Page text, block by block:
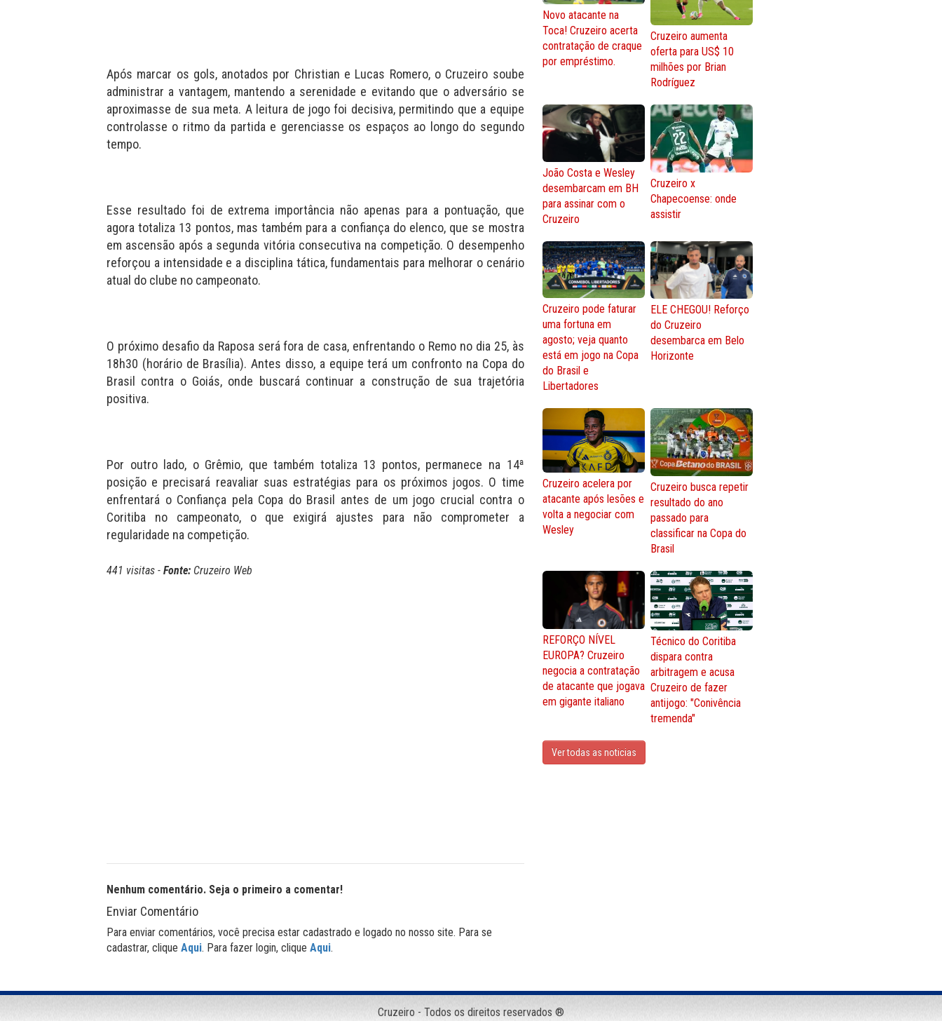
Após marcar os gols, anotados por Christian e Lucas Romero, o Cruzeiro soube
administrar a vantagem, mantendo a serenidade e evitando que o adversário se
aproximasse de sua meta. A leitura de jogo foi decisiva, permitindo que a equipe
controlasse o ritmo da partida e gerenciasse os espaços ao longo do segundo
tempo.
Esse resultado foi de extrema importância não apenas para a pontuação, que
agora totaliza 13 pontos, mas também para a confiança do elenco, que se mostra
em ascensão após a segunda vitória consecutiva na competição. O desempenho
reforçou a intensidade e a disciplina tática, fundamentais para melhorar o cenário
atual do clube no campeonato.
O próximo desafio da Raposa será fora de casa, enfrentando o Remo no dia 25, às
18h30 (horário de Brasília). Antes disso, a equipe terá um confronto na Copa do
Brasil contra o Goiás, onde buscará continuar a construção de sua trajetória
positiva.
Por outro lado, o Grêmio, que também totaliza 13 pontos, permanece na 14ª
posição e precisará reavaliar suas estratégias para os próximos jogos. O time
enfrentará o Confiança pela Copa do Brasil antes de um jogo crucial contra o
Coritiba no campeonato, o que exigirá ajustes para não comprometer a
regularidade na competição.
441 visitas - Fonte: Cruzeiro Web
Nenhum comentário. Seja o primeiro a comentar!
Enviar Comentário
Para enviar comentários, você precisa estar cadastrado e logado no nosso site. Para se
cadastrar, clique Aqui. Para fazer login, clique Aqui.
Novo atacante na
Toca! Cruzeiro acerta
contratação de craque
por empréstimo.
Cruzeiro aumenta
oferta para US$ 10
milhões por Brian
Rodríguez
João Costa e Wesley
desembarcam em BH
para assinar com o
Cruzeiro
Cruzeiro x
Chapecoense: onde
assistir
Cruzeiro pode faturar
uma fortuna em
agosto; veja quanto
está em jogo na Copa
do Brasil e
Libertadores
ELE CHEGOU! Reforço
do Cruzeiro
desembarca em Belo
Horizonte
Cruzeiro acelera por
atacante após lesões e
volta a negociar com
Wesley
Cruzeiro busca repetir
resultado do ano
passado para
classificar na Copa do
Brasil
REFORÇO NÍVEL
EUROPA? Cruzeiro
negocia a contratação
de atacante que jogava
em gigante italiano
Técnico do Coritiba
dispara contra
arbitragem e acusa
Cruzeiro de fazer
antijogo: "Conivência
tremenda"
Ver todas as noticias
Cruzeiro - Todos os direitos reservados ®